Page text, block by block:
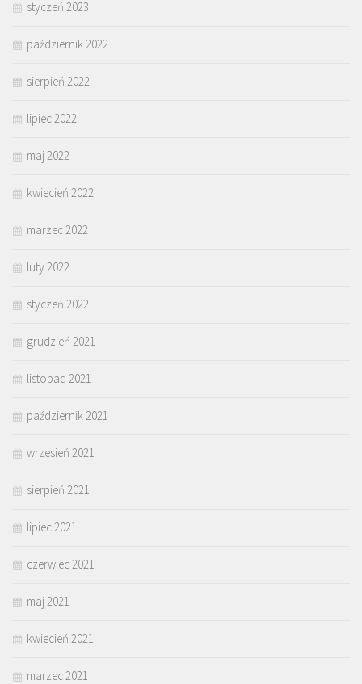
styczeń 2023
październik 2022
sierpień 2022
lipiec 2022
maj 2022
kwiecień 2022
marzec 2022
luty 2022
styczeń 2022
grudzień 2021
listopad 2021
październik 2021
wrzesień 2021
sierpień 2021
lipiec 2021
czerwiec 2021
maj 2021
kwiecień 2021
marzec 2021